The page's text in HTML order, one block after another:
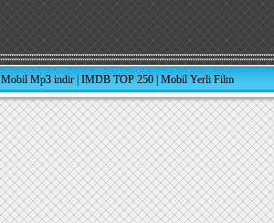
Mobil Mp3 indir| IMDB TOP 250| Mobil Yerli Film